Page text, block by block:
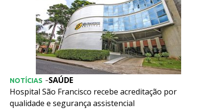
SAÚDE
NOTÍCIAS -
Hospital São Francisco recebe acreditação por
qualidade e segurança assistencial